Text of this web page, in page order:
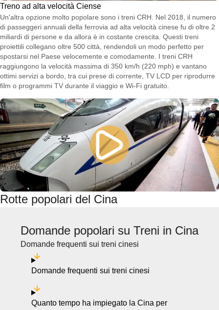
Treno ad alta velocità Ciense
Un'altra opzione molto popolare sono i treni CRH. Nel 2018, il numero
di passeggeri annuali della ferrovia ad alta velocità cinese fu di oltre 2
miliardi di persone e da allora è in costante crescita. Questi treni
proiettili collegano oltre 500 città, rendendoli un modo perfetto per
spostarsi nel Paese velocemente e comodamente. I treni CRH
raggiungono la velocità massima di 350 km/h (220 mph) e vantano
ottimi servizi a bordo, tra cui prese di corrente, TV LCD per riprodurre
film o programmi TV durante il viaggio e Wi-Fi gratuito.
Rotte popolari del Cina
Domande popolari su Treni in Cina
Domande frequenti sui treni cinesi
Domande frequenti sui treni cinesi
Quanto tempo ha impiegato la Cina per